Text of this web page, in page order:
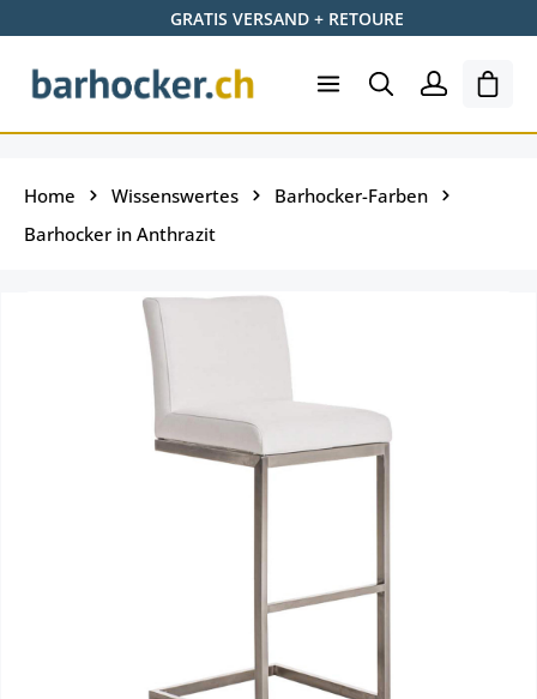
Zum Hauptinhalt springenGRATIS VERSAND + RETOURE
Home Wissenswertes
Barhocker-Farben
Barhocker in Anthrazit